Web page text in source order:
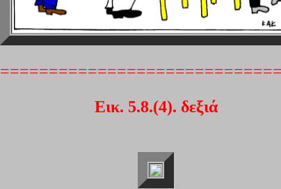
Εικ. 5.8.(4). δεξιά